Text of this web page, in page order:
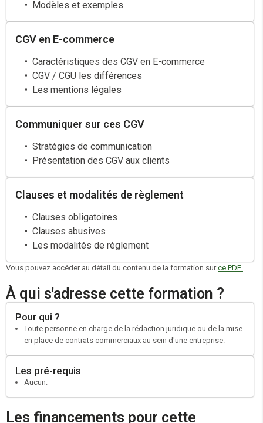
Modèles et exemples
CGV en E-commerce
Caractéristiques des CGV en E-commerce
CGV / CGU les différences
Les mentions légales
Communiquer sur ces CGV
Stratégies de communication
Présentation des CGV aux clients
Clauses et modalités de règlement
Clauses obligatoires
Clauses abusives
Les modalités de règlement
Vous pouvez accéder au détail du contenu de la formation surce PDF .
À qui s'adresse cette formation ?
Pour qui ?
Toute personne en charge de la rédaction juridique ou de la mise
en place de contrats commerciaux au sein d'une entreprise.
Les pré-requis
Aucun.
Les financements pour cette